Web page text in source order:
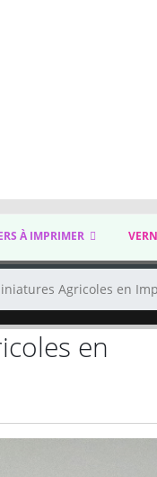
À IMPRIMER
Agricoles en
en